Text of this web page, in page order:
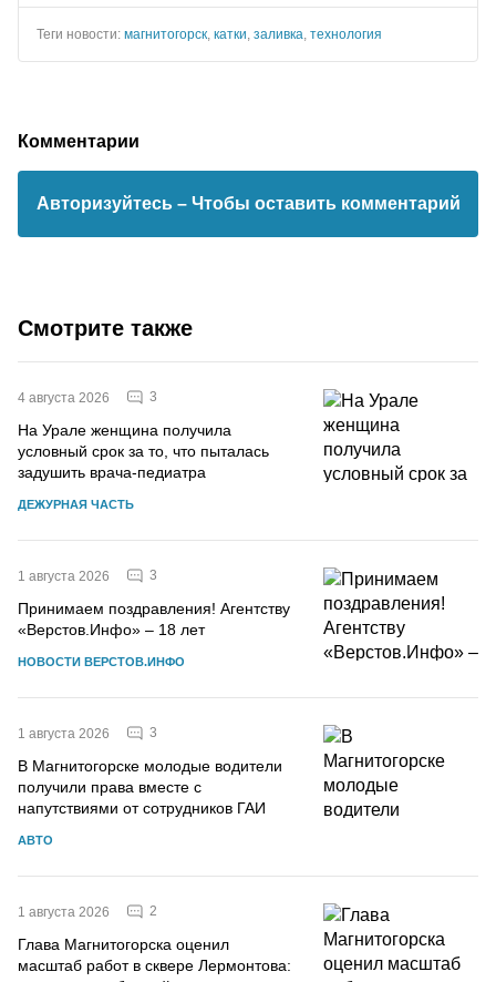
Теги новости: магнитогорск катки заливка технология
Комментарии
Авторизуйтесь – Чтобы оставить комментарий
Смотрите также
4 августа 2026 3
На Урале женщина получила
условный срок за то, что пыталась
задушить врача-педиатра
ДЕЖУРНАЯ ЧАСТЬ
1 августа 2026 3
Принимаем поздравления! Агентству
«Верстов.Инфо» – 18 лет
НОВОСТИ ВЕРСТОВ.ИНФО
1 августа 2026 3
В Магнитогорске молодые водители
получили права вместе с
напутствиями от сотрудников ГАИ
АВТО
1 августа 2026 2
Глава Магнитогорска оценил
масштаб работ в сквере Лермонтова: